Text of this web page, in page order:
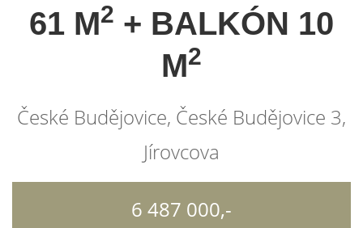
61 M2 + BALKÓN 10
M2
České Budějovice, České Budějovice 3,
Jírovcova
6 487 000,-